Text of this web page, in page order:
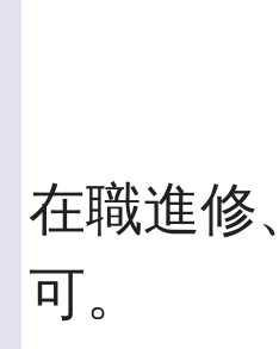
在職進修
可。